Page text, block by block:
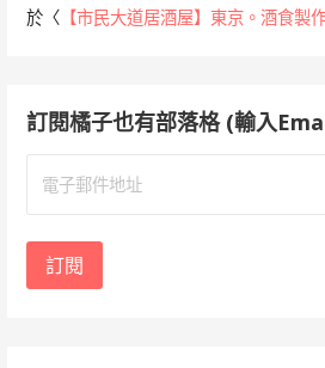
於〈 【市民大道居酒屋】東京。酒食製
訂閱橘子也有部落格 (輸入
地
訂閱